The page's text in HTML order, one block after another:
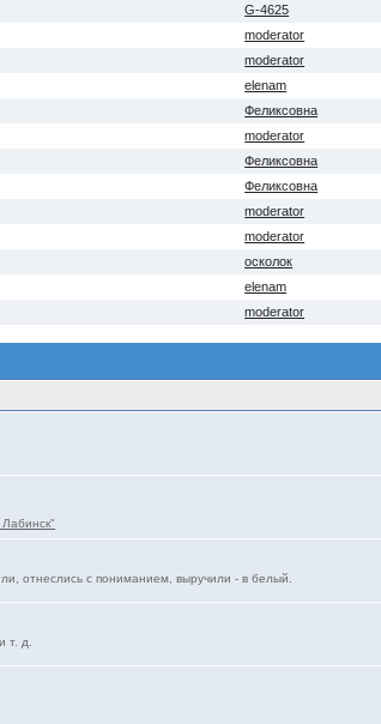
G-4625
moderator
moderator
elenam
Феликсовна
moderator
Феликсовна
Феликсовна
moderator
moderator
осколок
elenam
moderator
отнеслись с пониманием, выручили - в белый.
т. д.